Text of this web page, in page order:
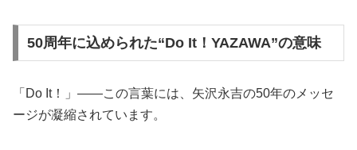
50周年に込められた“Do It！YAZAWA”の意味
「Do It！」——この言葉には、矢沢永吉の50年のメッセ
ージが凝縮されています。